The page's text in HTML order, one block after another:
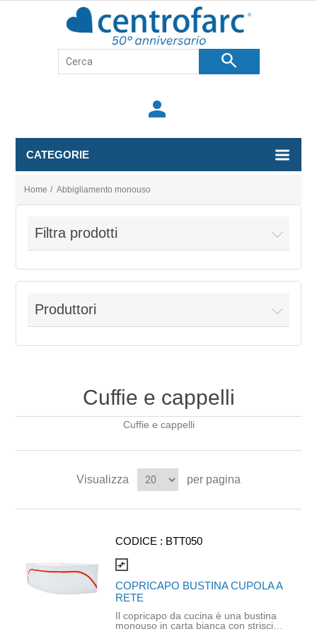
search
person
CATEGORIE
Home / Abbigliamento monouso
Filtra prodotti
Produttori
Cuffie e cappelli
Cuffie e cappelli
Visualizza per pagina
CODICE : BTT050
compare_arrows
COPRICAPO BUSTINA CUPOLA A
RETE
Il copricapo da cucina è una bustina
monouso in carta bianca con striscia